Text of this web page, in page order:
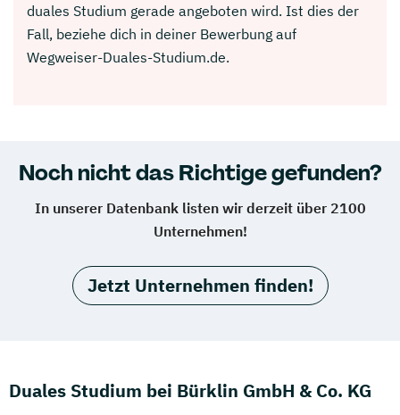
duales Studium gerade angeboten wird. Ist dies der
Fall, beziehe dich in deiner Bewerbung auf
Wegweiser-Duales-Studium.de.
Noch nicht das Richtige gefunden?
In unserer Datenbank listen wir derzeit über 2100
Unternehmen!
Jetzt Unternehmen finden!
Duales Studium bei Bürklin GmbH & Co. KG